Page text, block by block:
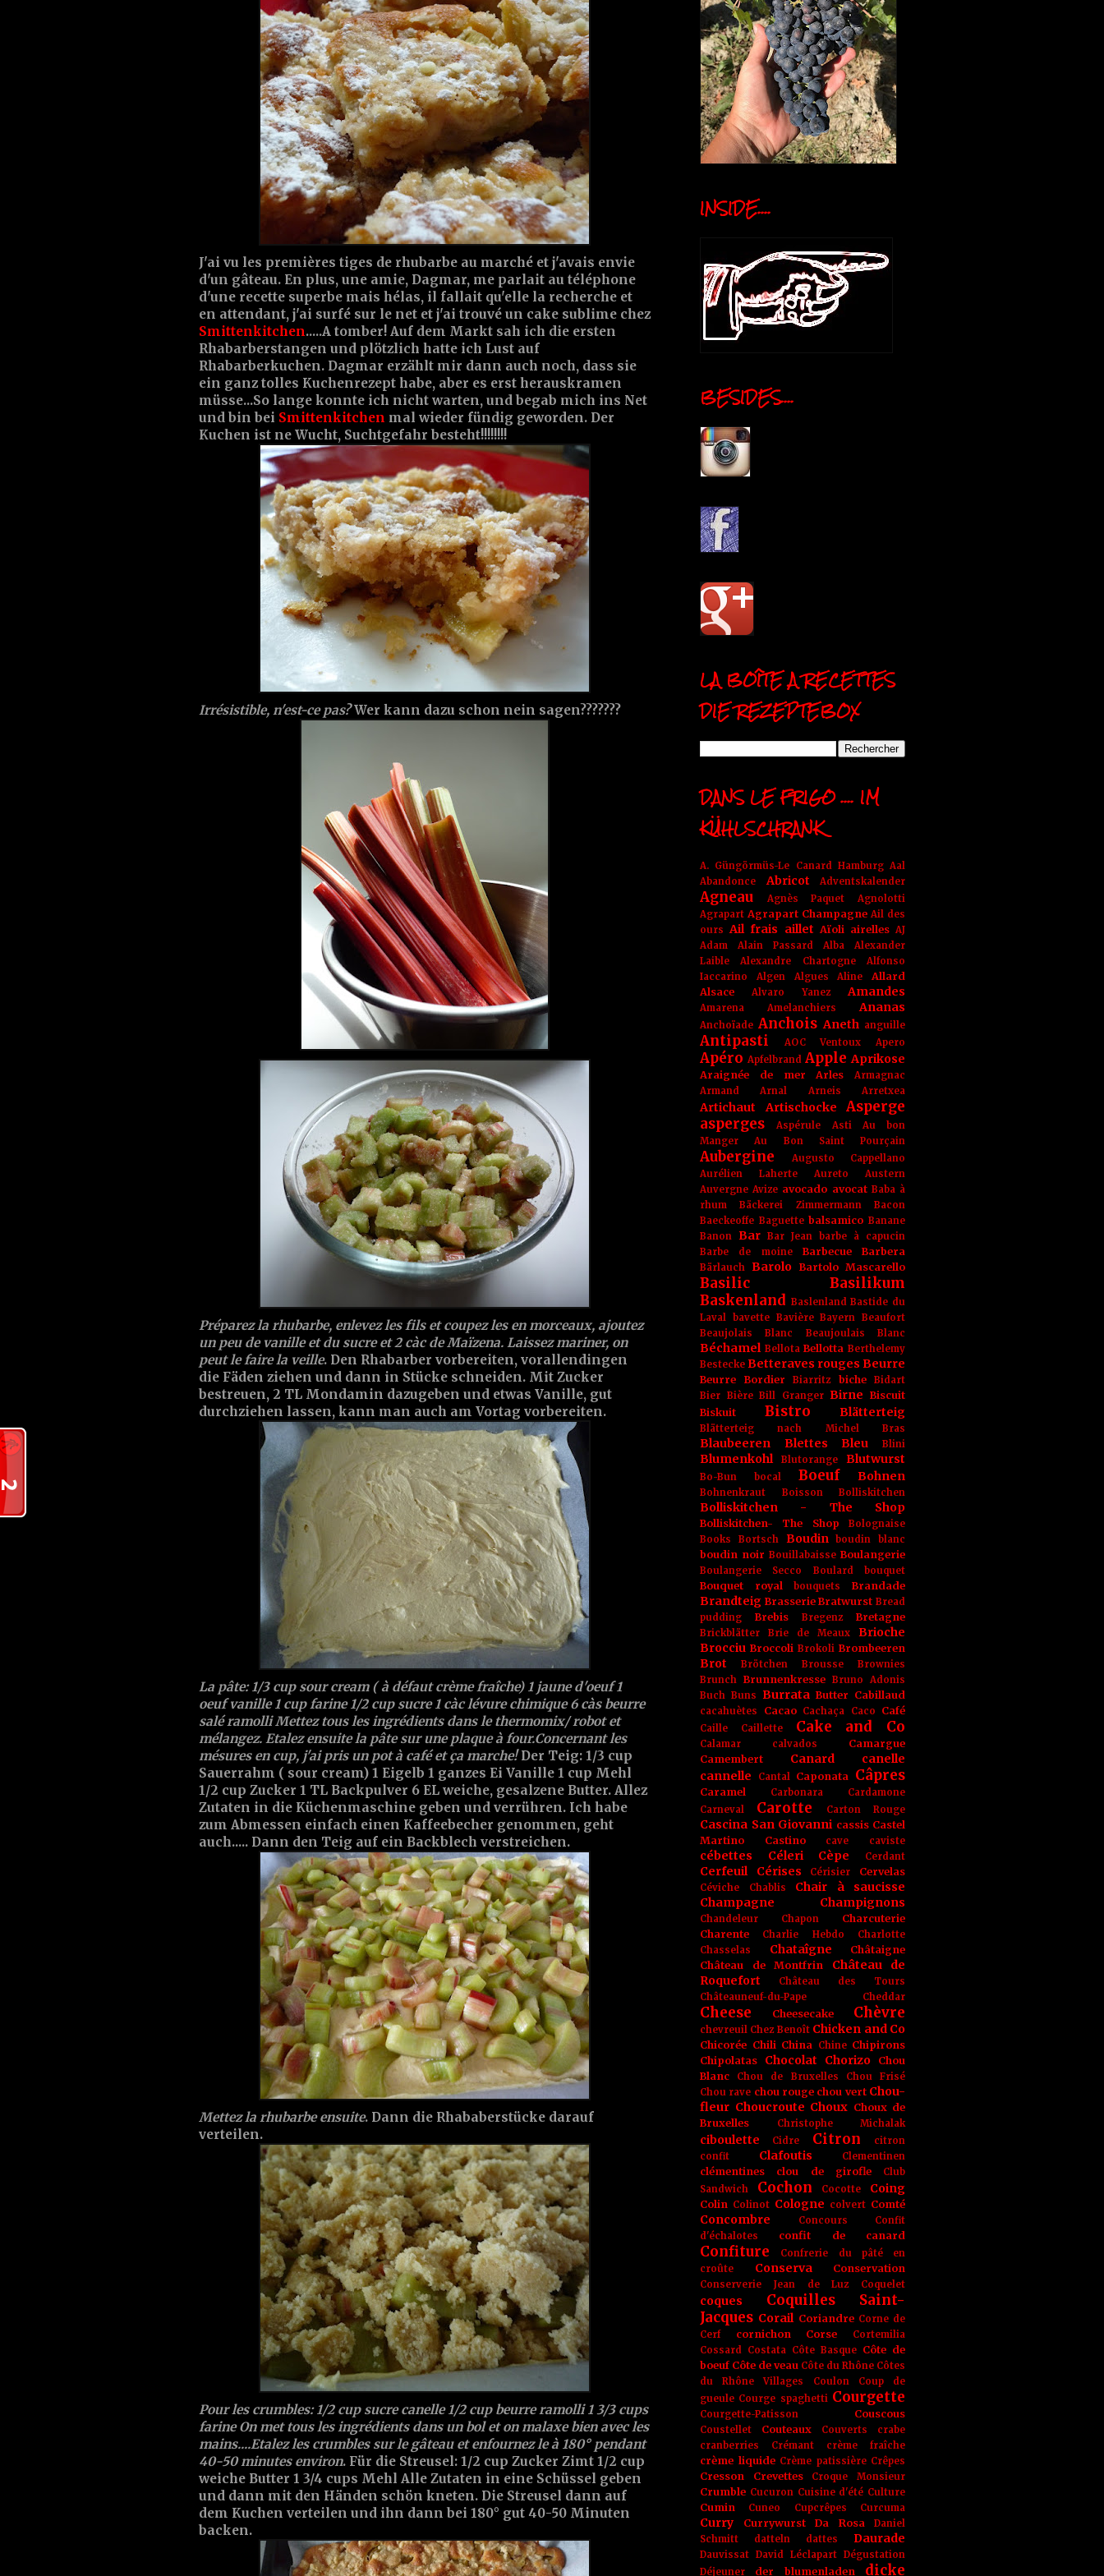
J'ai vu les premières tiges de rhubarbe au marché et j'avais envie
d'un gâteau. En plus, une amie, Dagmar, me parlait au téléphone
d'une recette superbe mais hélas, il fallait qu'elle la recherche et
en attendant, j'ai surfé sur le net et j'ai trouvé un cake sublime chez
Smittenkitchen.....A tomber! Auf dem Markt sah ich die ersten
Rhabarberstangen und plötzlich hatte ich Lust auf
Rhabarberkuchen. Dagmar erzählt mir dann auch noch, dass sie
ein ganz tolles Kuchenrezept habe, aber es erst herauskramen
müsse...So lange konnte ich nicht warten, und begab mich ins Net
und bin bei Smittenkitchen mal wieder fündig geworden. Der
Kuchen ist ne Wucht, Suchtgefahr besteht!!!!!!!!
Irrésistible, n'est-ce pas?Wer kann dazu schon nein sagen???????
Préparez la rhubarbe, enlevez les fils et coupez les en morceaux, ajoutez
un peu de vanille et du sucre et 2 càc de Maïzena. Laissez mariner, on
peut le faire la veille. Den Rhabarber vorbereiten, vorallendingen
die Fäden ziehen und dann in Stücke schneiden. Mit Zucker
bestreuen, 2 TL Mondamin dazugeben und etwas Vanille, gut
durchziehen lassen, kann man auch am Vortag vorbereiten.
La pâte: 1/3 cup sour cream ( à défaut crème fraîche) 1 jaune d'oeuf 1
oeuf vanille 1 cup farine 1/2 cup sucre 1 càc lévure chimique 6 càs beurre
salé ramolliMettez tous les ingrédients dans le thermomix/ robot et
mélangez. Etalez ensuite la pâte sur une plaque à four.Concernant les
mésures en cup, j'ai pris un pot à café et ça marche! Der Teig: 1/3 cup
Sauerrahm ( sour cream) 1 Eigelb 1 ganzes Ei Vanille 1 cup Mehl
1/2 cup Zucker 1 TL Backpulver 6 EL weiche, gesalzene Butter. Allez
Zutaten in die Küchenmaschine geben und verrühren. Ich habe
zum Abmessen einfach einen Kaffeebecher genommen, geht
auch..... Dann den Teig auf ein Backblech verstreichen.
Mettez la rhubarbe ensuite. Dann die Rhababerstücke darauf
verteilen.
Pour les crumbles: 1/2 cup sucre canelle 1/2 cup beurre ramolli 1 3/3 cups
farineOn met tous les ingrédients dans un bol et on malaxe bien avec les
mains....Etalez les crumbles sur le gâteau et enfournez le à 180° pendant
40-50 minutes environ. Für die Streusel: 1/2 cup Zucker Zimt 1/2 cup
weiche Butter 1 3/4 cups Mehl Alle Zutaten in eine Schüssel geben
und dann mit den Händen schön kneten. Die Streusel dann auf
dem Kuchen verteilen und ihn dann bei 180° gut 40-50 Minuten
backen.
INSIDE....
BESIDES....
LA BOÎTE A RECETTES
DIE REZEPTEBOX
DANS LE FRIGO .... IM
KÜHLSCHRANK
A. Güngörmüs-Le Canard Hamburg Aal
Abandonce
Abricot Adventskalender
Agneau Agnès Paquet
Agnolotti
Agrapart Agrapart Champagne Ail des
ours Ail frais aillet Aïoli airelles AJ
Adam
Alain Passard Alba
Alexander
Laible
Alexandre Chartogne
Alfonso
Iaccarino
Algen Algues Aline
Allard
Alsace
Alvaro Yanez Amandes
Amarena Amelanchiers Ananas
Anchoïade Anchois Aneth anguille
Antipasti AOC Ventoux Apero
Apéro Apfelbrand Apple Aprikose
Araignée de mer Arles
Armagnac
Armand Arnal
Arneis Arretxea
Artichaut Artischocke
Asperge
asperges
Aspérule Asti
Au bon
Manger
Au Bon Saint Pourçain
Aubergine
Augusto Cappellano
Aurélien Laherte
Aureto
Austern
Auvergne Avize avocado avocat Baba à
rhum
Bäckerei Zimmermann
Bacon
Baeckeoffe Baguette balsamico Banane
Banon Bar Bar Jean
barbe à capucin
Barbe de moine
Barbecue Barbera
Bärlauch Barolo Bartolo Mascarello
Basilic
Basilikum
Baskenland Baslenland Bastide du
Laval
bavette Bavière Bayern Beaufort
Beaujolais Blanc
Beaujoulais Blanc
Béchamel Bellota Bellotta Berthelemy
Bestecke Betteraves rouges Beurre
Beurre Bordier Biarritz biche
Bidart
Bier Bière Bill Granger Birne
Biscuit
Biskuit
Bistro Blätterteig
Blätterteig nach Michel Bras
Blaubeeren Blettes Bleu Blini
Blumenkohl Blutorange Blutwurst
Bo-Bun bocal Boeuf Bohnen
Bohnenkraut Boisson Bolliskitchen
Bolliskitchen - The Shop
Bolliskitchen- The Shop
Bolognaise
Books
Bortsch Boudin boudin blanc
boudin noir Bouillabaisse Boulangerie
Boulangerie Secco Boulard bouquet
Bouquet royal bouquets Brandade
Brandteig Brasserie Bratwurst Bread
pudding
Brebis Bregenz Bretagne
Brickblätter Brie de Meaux
Brioche
Brocciu Broccoli Brokoli Brombeeren
Brot Brötchen Brousse
Brownies
Brunch Brunnenkresse Bruno Adonis
Buch Buns Burrata Butter Cabillaud
cacahuètes Cacao Cachaça Caco Café
Caille Caillette Cake and Co
Calamar calvados
Camargue
Camembert
Canard
canelle
cannelle
Cantal Caponata Câpres
Caramel Carbonara
Cardamone
Carneval
Carotte Carton Rouge
Cascina San Giovanni cassis Castel
Martino
Castino cave caviste
cébettes Céleri Cèpe Cerdant
Cerfeuil Cérises Cérisier Cervelas
Céviche Chablis
Chair à saucisse
Champagne
Champignons
Chandeleur Chapon
Charcuterie
Charente
Charlie Hebdo
Charlotte
Chasselas
Chataîgne
Châtaigne
Château de Montfrin
Château de
Roquefort
Château des Tours
Châteauneuf-du-Pape
Cheddar
Cheese Cheesecake Chèvre
chevreuil Chez Benoît Chicken and Co
Chicorée Chili China Chine Chipirons
Chipolatas
Chocolat Chorizo
Chou
Blanc
Chou de Bruxelles
Chou Frisé
Chou rave chou rouge chou vert Chou-
fleur Choucroute Choux Choux de
Bruxelles
Christophe Michalak
ciboulette Cidre Citron
citron
confit
Clafoutis Clementinen
clémentines clou de girofle
Club
Sandwich
Cochon Cocotte Coing
Colin Colinot Cologne colvert Comté
Concombre Concours
Confit
d'échalotes
confit de canard
Confiture
Confrerie du pâté en
croûte
Conserva Conservation
Conserverie Jean de Luz Coquelet
coques
Coquilles Saint-
Jacques Corail Coriandre Corne de
Cerf
cornichon Corse
Cortemilia
Cossard Costata Côte Basque Côte de
boeuf Côte de veau Côte du Rhône Côtes
du Rhône Villages
Coulon
Coup de
gueule Courge spaghetti Courgette
Courgette-Patisson Couscous
Coustellet Couteaux Couverts
crabe
cranberries
Crémant crème fraîche
crème liquide Crème patissière Crêpes
Cresson Crevettes Croque Monsieur
Crumble Cucuron Cuisine d'été Culture
Cumin Cuneo Cupcrêpes Curcuma
Curry Currywurst Da Rosa
Daniel
Schmitt
datteln dattes Daurade
Dauvissat David Léclapart Dégustation
Déjeuner
der blumenladen dicke